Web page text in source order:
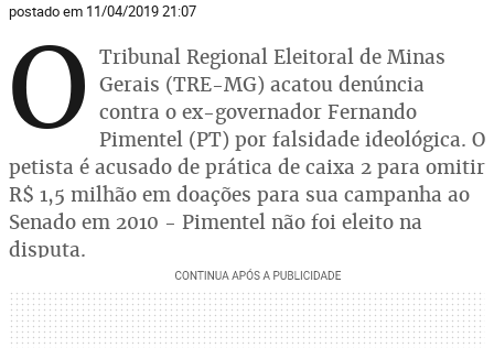
postado em 11/04/2019 21:07
O Tribunal Regional Eleitoral de Minas
Gerais (TRE-MG) acatou denúncia
contra o ex-governador Fernando
Pimentel (PT) por falsidade ideológica. O
petista é acusado de prática de caixa 2 para omitir
R$ 1,5 milhão em doações para sua campanha ao
Senado em 2010 - Pimentel não foi eleito na
disputa.